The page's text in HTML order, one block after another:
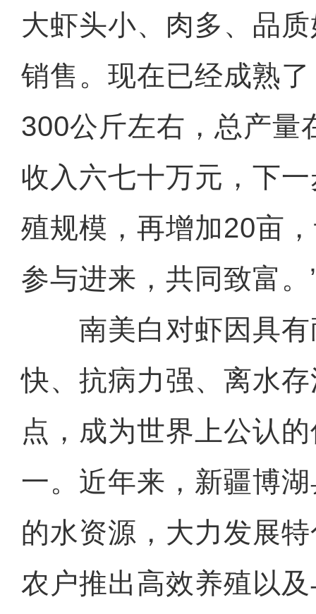
大虾头小、肉多、品
销售。现在已经成熟
300公斤左右，总产量
收入六七十万元，下
殖规模，再增加20亩
参与进来，共同致富。
南美白对虾因具有
快、抗病力强、离水
点，成为世界上公认
一。近年来，新疆博
的水资源，大力发展
农户推出高效养殖以